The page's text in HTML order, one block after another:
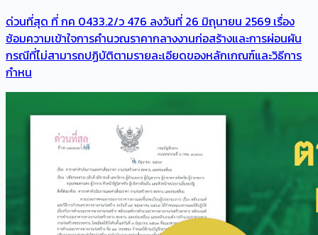
ด่วนที่สุด ที่ กค 0433.2/ว 476 ลงวันที่ 26 มิถุนายน 2569 เรื่อง
ซ้อมความเข้าใจการคำนวณราคากลางงานก่อสร้างและการผ่อนผัน
กรณีที่ไม่สามารถปฏิบัติตามรายละเอียดของหลักเกณฑ์และวิธีการ
กำหน